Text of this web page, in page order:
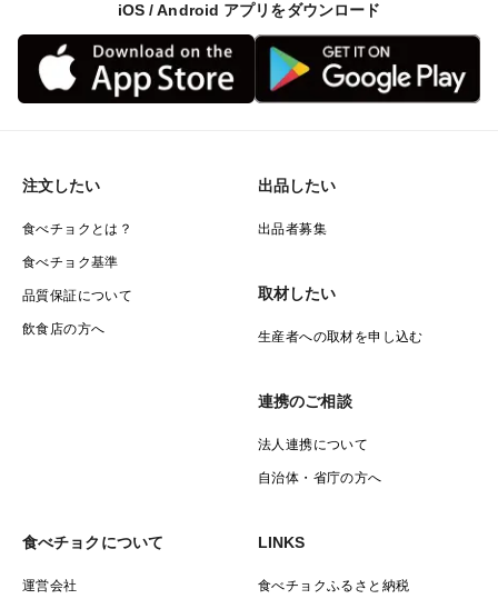
iOS / Android アプリをダウンロード
注文したい
食べチョクとは？
食べチョク基準
品質保証について
飲食店の方へ
出品したい
出品者募集
取材したい
生産者への取材を申し込む
連携のご相談
法人連携について
自治体・省庁の方へ
食べチョクについて
運営会社
LINKS
食べチョクふるさと納税